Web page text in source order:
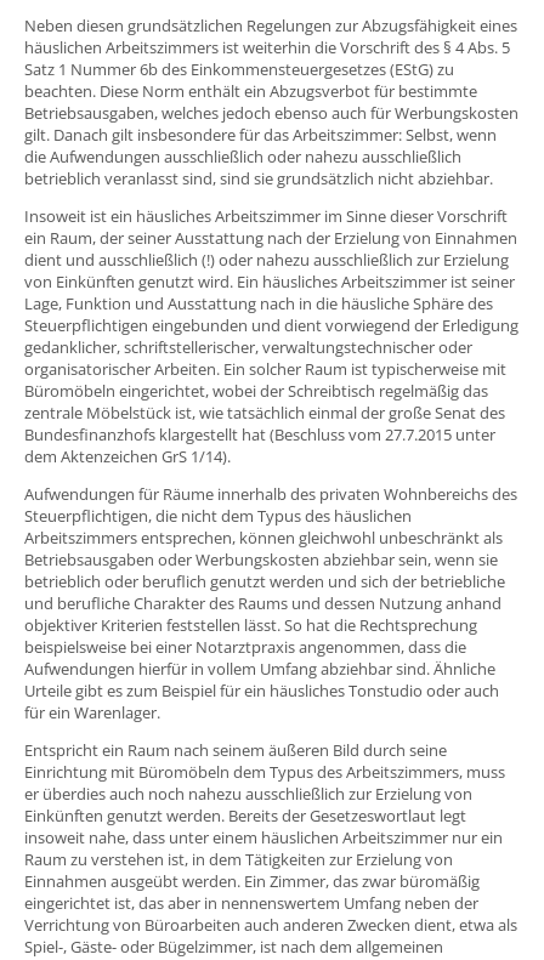
Neben diesen grundsätzlichen Regelungen zur Abzugsfähigkeit eines
häuslichen Arbeitszimmers ist weiterhin die Vorschrift des § 4 Abs. 5
Satz 1 Nummer 6b des Einkommensteuergesetzes (EStG) zu
beachten. Diese Norm enthält ein Abzugsverbot für bestimmte
Betriebsausgaben, welches jedoch ebenso auch für Werbungskosten
gilt. Danach gilt insbesondere für das Arbeitszimmer: Selbst, wenn
die Aufwendungen ausschließlich oder nahezu ausschließlich
betrieblich veranlasst sind, sind sie grundsätzlich nicht abziehbar.
Insoweit ist ein häusliches Arbeitszimmer im Sinne dieser Vorschrift
ein Raum, der seiner Ausstattung nach der Erzielung von Einnahmen
dient und ausschließlich (!) oder nahezu ausschließlich zur Erzielung
von Einkünften genutzt wird. Ein häusliches Arbeitszimmer ist seiner
Lage, Funktion und Ausstattung nach in die häusliche Sphäre des
Steuerpflichtigen eingebunden und dient vorwiegend der Erledigung
gedanklicher, schriftstellerischer, verwaltungstechnischer oder
organisatorischer Arbeiten. Ein solcher Raum ist typischerweise mit
Büromöbeln eingerichtet, wobei der Schreibtisch regelmäßig das
zentrale Möbelstück ist, wie tatsächlich einmal der große Senat des
Bundesfinanzhofs klargestellt hat (Beschluss vom 27.7.2015 unter
dem Aktenzeichen GrS 1/14).
Aufwendungen für Räume innerhalb des privaten Wohnbereichs des
Steuerpflichtigen, die nicht dem Typus des häuslichen
Arbeitszimmers entsprechen, können gleichwohl unbeschränkt als
Betriebsausgaben oder Werbungskosten abziehbar sein, wenn sie
betrieblich oder beruflich genutzt werden und sich der betriebliche
und berufliche Charakter des Raums und dessen Nutzung anhand
objektiver Kriterien feststellen lässt. So hat die Rechtsprechung
beispielsweise bei einer Notarztpraxis angenommen, dass die
Aufwendungen hierfür in vollem Umfang abziehbar sind. Ähnliche
Urteile gibt es zum Beispiel für ein häusliches Tonstudio oder auch
für ein Warenlager.
Entspricht ein Raum nach seinem äußeren Bild durch seine
Einrichtung mit Büromöbeln dem Typus des Arbeitszimmers, muss
er überdies auch noch nahezu ausschließlich zur Erzielung von
Einkünften genutzt werden. Bereits der Gesetzeswortlaut legt
insoweit nahe, dass unter einem häuslichen Arbeitszimmer nur ein
Raum zu verstehen ist, in dem Tätigkeiten zur Erzielung von
Einnahmen ausgeübt werden. Ein Zimmer, das zwar büromäßig
eingerichtet ist, das aber in nennenswertem Umfang neben der
Verrichtung von Büroarbeiten auch anderen Zwecken dient, etwa als
Spiel-, Gäste- oder Bügelzimmer, ist nach dem allgemeinen